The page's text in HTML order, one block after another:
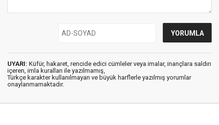
UYARI: Küfür, hakaret, rencide edici cümleler veya imalar, inançlara saldırı
içeren, imla kuralları ile yazılmamış,
Türkçe karakter kullanılmayan ve büyük harflerle yazılmış yorumlar
onaylanmamaktadır.